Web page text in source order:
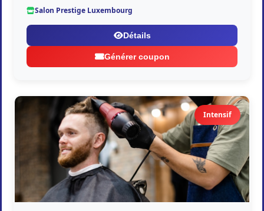
Salon Prestige Luxembourg
Détails
Générer coupon
Intensif